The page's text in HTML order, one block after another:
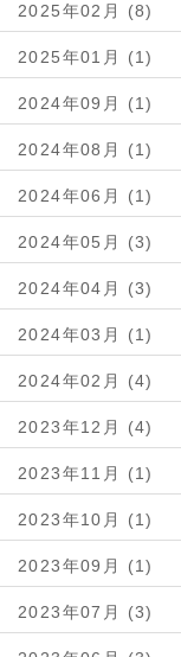
2025年02月 (8)
2025年01月 (1)
2024年09月 (1)
2024年08月 (1)
2024年06月 (1)
2024年05月 (3)
2024年04月 (3)
2024年03月 (1)
2024年02月 (4)
2023年12月 (4)
2023年11月 (1)
2023年10月 (1)
2023年09月 (1)
2023年07月 (3)